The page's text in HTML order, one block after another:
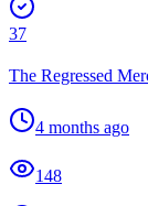
37
The Regressed
4 months ago
148